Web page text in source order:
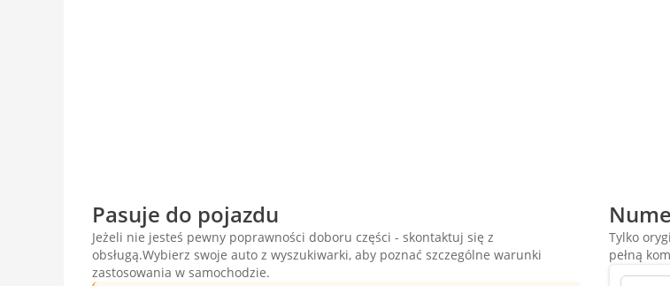
Pasuje do pojazdu
Jeżeli nie jesteś pewny poprawności doboru części - skontaktuj się z
obsługą.Wybierz swoje auto z wyszukiwarki, aby poznać szczególne warunki
zastosowania w samochodzie.
Tylko
pełną